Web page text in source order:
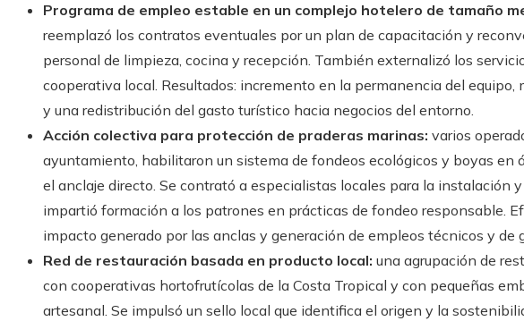
Programa de empleo estable en un complejo hotelero de tamaño
reemplazó los contratos eventuales por un plan de capacitación y
personal de limpieza, cocina y recepción. También externalizó los
cooperativa local. Resultados: incremento en la permanencia del equipo,
y una redistribución del gasto turístico hacia negocios del entorno.
Acción colectiva para protección de praderas marinas: varios
ayuntamiento, habilitaron un sistema de fondeos ecológicos y boyas en
el anclaje directo. Se contrató a especialistas locales para la instalación
impartió formación a los patrones en prácticas de fondeo responsable.
impacto generado por las anclas y generación de empleos técnicos y de
Red de restauración basada en producto local: una agrupación de
con cooperativas hortofrutícolas de la Costa Tropical y con pequeñas
artesanal. Se impulsó un sello local que identifica el origen y la